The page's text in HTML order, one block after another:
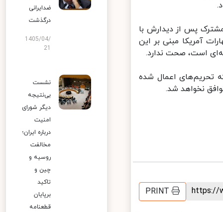
پس از دیدارش با
آمریکا مبنی بر این
است، صحت ندارد.
اعمال شده
نخواهد شد.
PRINT
ضدایرانی
درگذشت
1405/04/
نشست
بی‌نتیجه
دیگر شورای
امنیت
درباره ایران؛
مخالفت
روسیه و
چین و
تاکید
برپایان
قطعنامه